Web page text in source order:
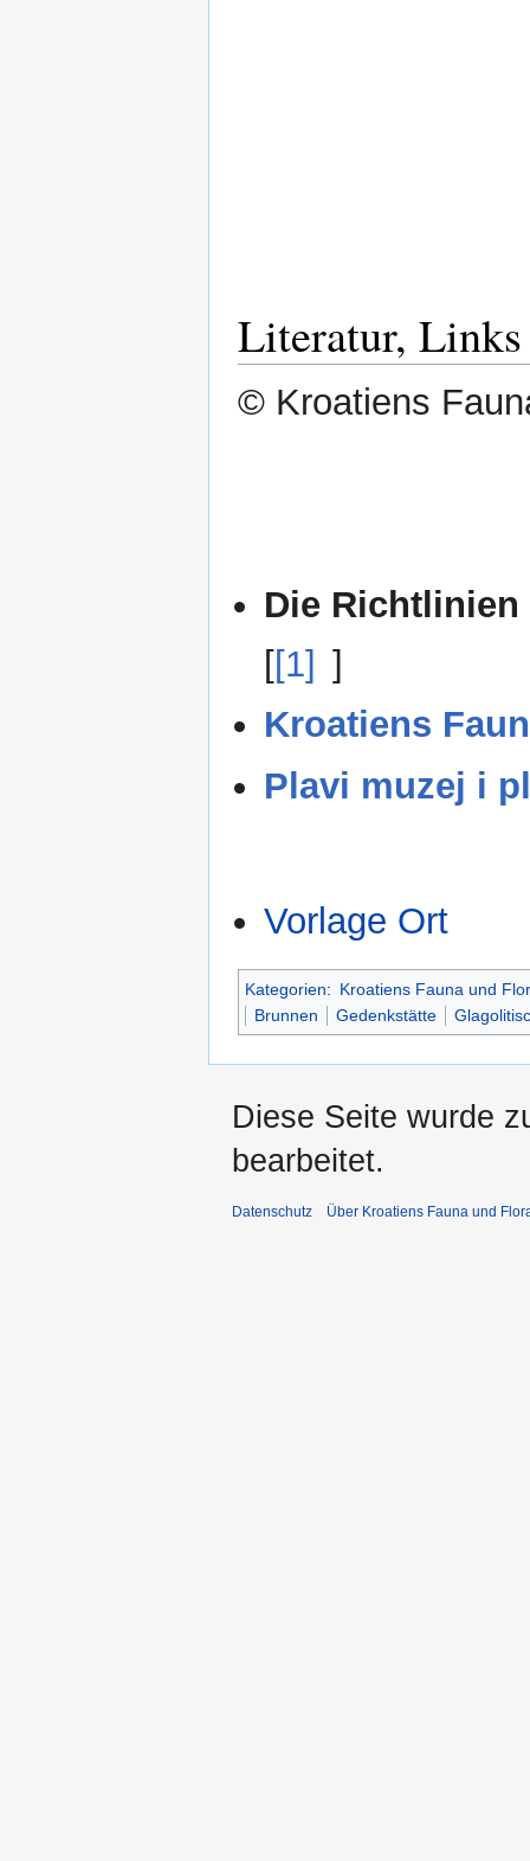
Literatur,
© Kroatiens
Die
[[1] ]
Kroatiens
Plavi muzej i
Vorlage Ort
Kategorien: Kroatiens Fauna und
Brunnen
Gedenkstätte
Diese Seite wurde
bearbeitet.
Datenschutz Über Kroatiens Fauna und